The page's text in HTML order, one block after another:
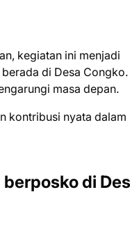
kegiatan ini menjadi
di Desa
masa depan.
kontribusi nyata dalam
di